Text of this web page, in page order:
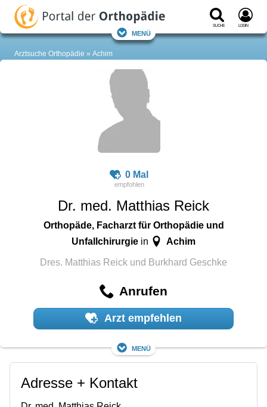
Suche Login
Menü
Arztsuche Orthopädie Achim
0 Mal
Dr. med. Matthias Reick
Orthopäde, Facharzt für Orthopädie und
Unfallchirurgie in Achim
Dres. Matthias Reick und Burkhard Geschke
Anrufen
Arzt empfehlen
Menü
Adresse + Kontakt